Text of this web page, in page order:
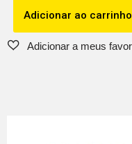
Adicionar ao carrinho